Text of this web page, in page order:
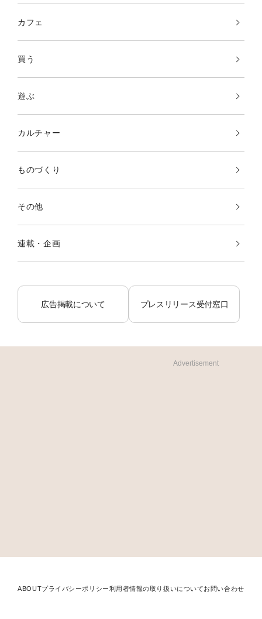
カフェ
買う
遊ぶ
カルチャー
ものづくり
その他
連載・企画
広告掲載について プレスリリース受付窓口
Advertisement
ABOUTプライバシーポリシー利用者情報の取り扱いについてお問い合わせ